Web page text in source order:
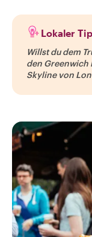
Lokaler
Willst du dem
den Greenwich
Skyline von